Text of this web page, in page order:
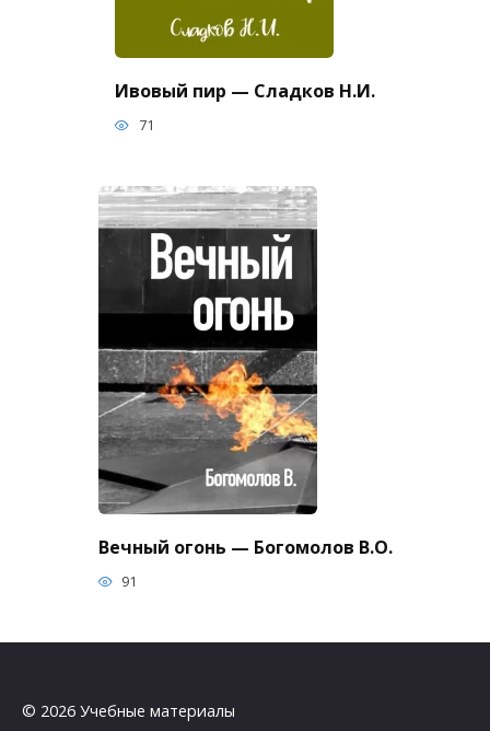
Ивовый пир — Сладков Н.И.
71
Вечный огонь — Богомолов В.О.
91
© 2026 Учебные материалы